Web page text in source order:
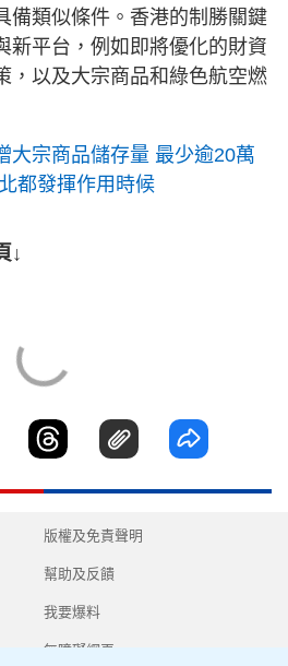
備類似條件。香港的制勝關鍵
新平台，例如即將優化的財資
，以及大宗商品和綠色航空燃
大宗商品儲存量 最少逾20萬
都發揮作用時候
↓
版權及免責聲明
幫助及反饋
我要爆料
無障礙網頁